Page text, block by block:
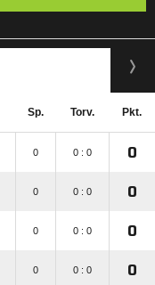
Sp. Torv. Pkt.
0 0 : 0 0
0 0 : 0 0
0 0 : 0 0
0 0 : 0 0